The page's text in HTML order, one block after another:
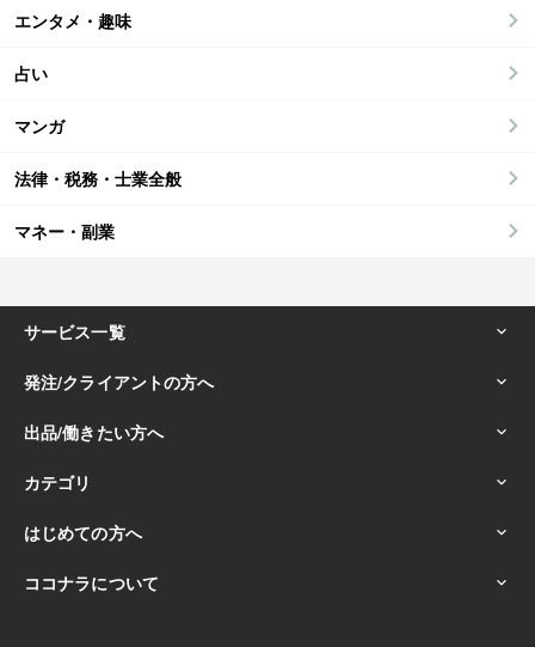
エンタメ・趣味
占い
マンガ
法律・税務・士業全般
マネー・副業